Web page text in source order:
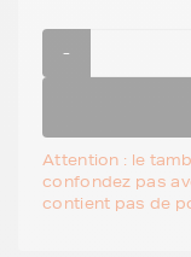
-
Attention : le
confondez pas
contient pas de